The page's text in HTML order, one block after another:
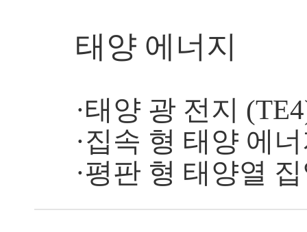
태양 에너지
·태양 광 전지
·집속 형 태양 에
·평판 형 태양열